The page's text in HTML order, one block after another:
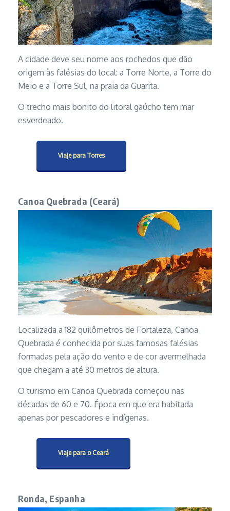
A cidade deve seu nome aos rochedos que dão
origem às falésias do local: a Torre Norte, a Torre do
Meio e a Torre Sul, na praia da Guarita.
O trecho mais bonito do litoral gaúcho tem mar
esverdeado.
Viaje para Torres
Canoa Quebrada (Ceará)
Localizada a 182 quilômetros de Fortaleza, Canoa
Quebrada é conhecida por suas famosas falésias
formadas pela ação do vento e de cor avermelhada
que chegam a até 30 metros de altura.
O turismo em Canoa Quebrada começou nas
décadas de 60 e 70. Época em que era habitada
apenas por pescadores e indígenas.
Viaje para o Ceará
Ronda, Espanha